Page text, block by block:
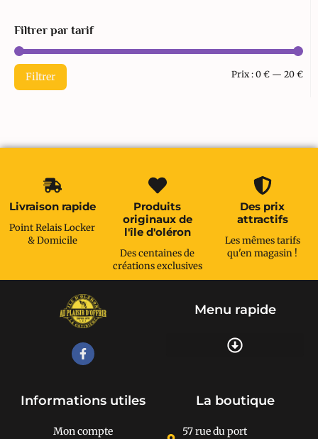
Filtrer par tarif
Filtrer Prix : 0 € — 20 €
Livraison rapide
Point Relais Locker
& Domicile
Produits
originaux de
l'île d'oléron
Des centaines de
créations exclusives
Des prix
attractifs
Les mêmes tarifs
qu'en magasin !
Menu rapide
Informations utiles
Mon compte
La boutique
57 rue du port